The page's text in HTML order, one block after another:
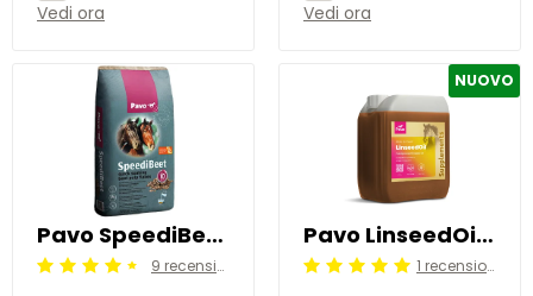
Vedi ora
Vedi ora
Pavo SpeediBeet 15 kg
Beoordeling: 4.5/5 9 recensioni
NUOVO
Pavo LinseedOil 5 l
Beoordeling: 5/5 1 recensioni